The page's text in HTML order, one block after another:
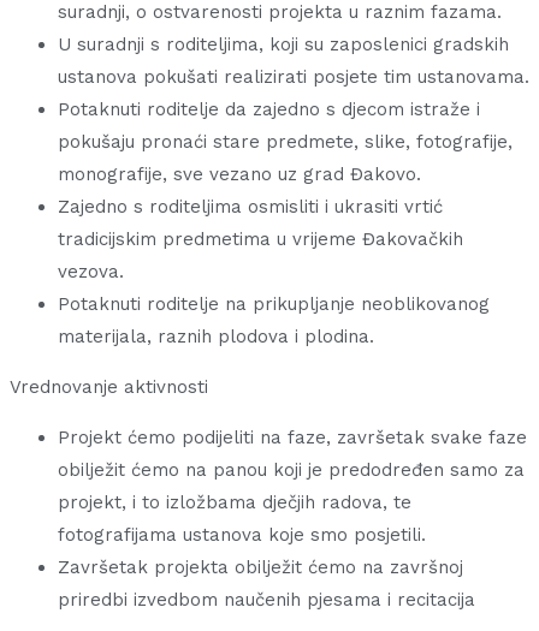
suradnji, o ostvarenosti projekta u raznim fazama.
U suradnji s roditeljima, koji su zaposlenici gradskih
ustanova pokušati realizirati posjete tim ustanovama.
Potaknuti roditelje da zajedno s djecom istraže i
pokušaju pronaći stare predmete, slike, fotografije,
monografije, sve vezano uz grad Đakovo.
Zajedno s roditeljima osmisliti i ukrasiti vrtić
tradicijskim predmetima u vrijeme Đakovačkih
vezova.
Potaknuti roditelje na prikupljanje neoblikovanog
materijala, raznih plodova i plodina.
Vrednovanje aktivnosti
Projekt ćemo podijeliti na faze, završetak svake faze
obilježit ćemo na panou koji je predodređen samo za
projekt, i to izložbama dječjih radova, te
fotografijama ustanova koje smo posjetili.
Završetak projekta obilježit ćemo na završnoj
priredbi izvedbom naučenih pjesama i recitacija